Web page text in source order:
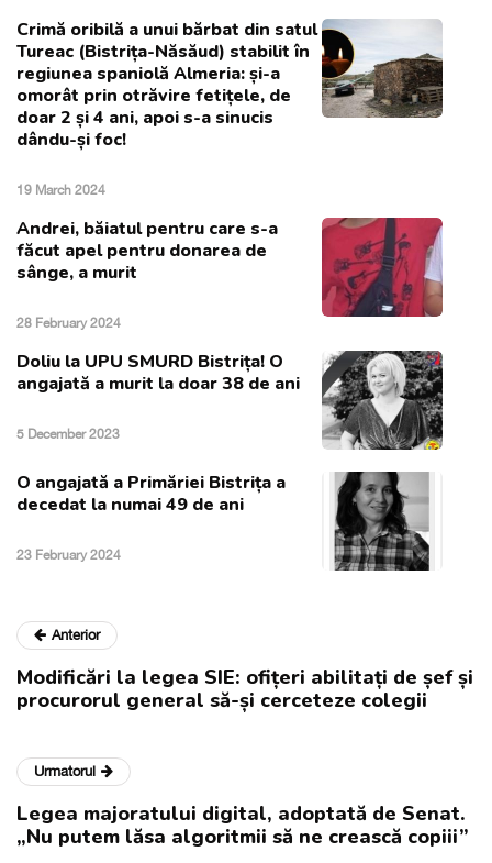
Crimă oribilă a unui bărbat din satul
Tureac (Bistrița-Năsăud) stabilit în
regiunea spaniolă Almeria: și-a
omorât prin otrăvire fetițele, de
doar 2 și 4 ani, apoi s-a sinucis
dându-și foc!
19 March 2024
Andrei, băiatul pentru care s-a
făcut apel pentru donarea de
sânge, a murit
28 February 2024
Doliu la UPU SMURD Bistrița! O
angajată a murit la doar 38 de ani
5 December 2023
O angajată a Primăriei Bistrița a
decedat la numai 49 de ani
23 February 2024
Anterior
Modificări la legea SIE: ofițeri abilitați de șef și
procurorul general să-și cerceteze colegii
Urmatorul
Legea majoratului digital, adoptată de Senat.
„Nu putem lăsa algoritmii să ne crească copiii”